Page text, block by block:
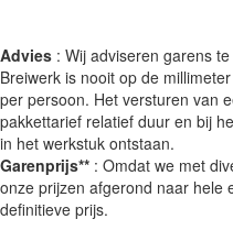
Advies : Wij adviseren garens
Breiwerk is nooit op de
per persoon. Het versturen van
pakkettarief relatief duur en bij
in het werkstuk ontstaan.
Garenprijs** : Omdat we met
onze prijzen afgerond naar hele
definitieve prijs.